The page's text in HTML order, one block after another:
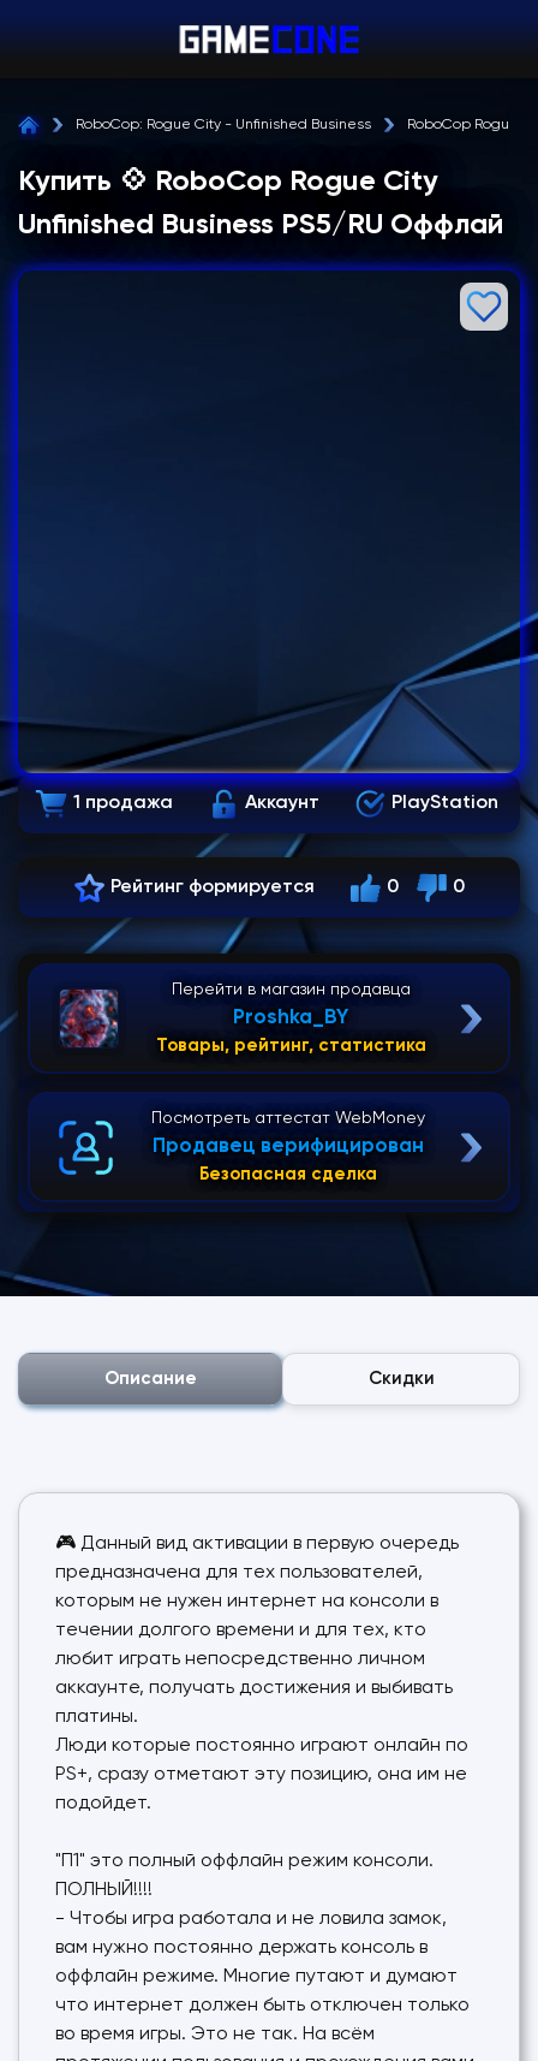
RoboCop: Rogue City - Unfinished Business RoboCop Rogue
Купить 💠 RoboCop Rogue City
Unfinished Business PS5/RU Оффлай
1 продажа Аккаунт PlayStation
Рейтинг формируется 0 0
Перейти в магазин продавца
Proshka_BY
Товары, рейтинг, статистика
Посмотреть аттестат WebMoney
Продавец верифицирован
Безопасная сделка
Описание Скидки
🎮 Данный вид активации в первую очередь
предназначена для тех пользователей,
которым не нужен интернет на консоли в
течении долгого времени и для тех, кто
любит играть непосредственно личном
аккаунте, получать достижения и выбивать
платины.
Люди которые постоянно играют онлайн по
PS+, сразу отметают эту позицию, она им не
подойдет.
"П1" это полный оффлайн режим консоли.
ПОЛНЫЙ!!!!
- Чтобы игра работала и не ловила замок,
вам нужно постоянно держать консоль в
оффлайн режиме. Многие путают и думают
что интернет должен быть отключен только
во время игры. Это не так. На всём